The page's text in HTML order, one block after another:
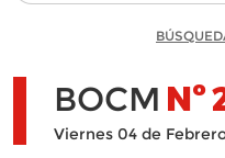
BOCM Nº
Viernes 04 de Febrero